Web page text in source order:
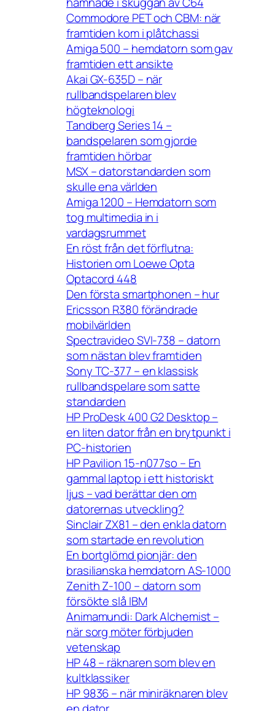
Commodore PET och CBM: när
framtiden kom i plåtchassi
Amiga 500 – hemdatorn som gav
framtiden ett ansikte
Akai GX-635D – när
rullbandspelaren blev
högteknologi
Tandberg Series 14 –
bandspelaren som gjorde
framtiden hörbar
MSX – datorstandarden som
skulle ena världen
Amiga 1200 – Hemdatorn som
tog multimedia in i
vardagsrummet
En röst från det förflutna:
Historien om Loewe Opta
Optacord 448
Den första smartphonen – hur
Ericsson R380 förändrade
mobilvärlden
Spectravideo SVI-738 – datorn
som nästan blev framtiden
Sony TC-377 – en klassisk
rullbandspelare som satte
standarden
HP ProDesk 400 G2 Desktop –
en liten dator från en brytpunkt i
PC-historien
HP Pavilion 15-n077so – En
gammal laptop i ett historiskt
ljus – vad berättar den om
datorernas utveckling?
Sinclair ZX81 – den enkla datorn
som startade en revolution
En bortglömd pionjär: den
brasilianska hemdatorn AS-1000
Zenith Z-100 – datorn som
försökte slå IBM
Animamundi: Dark Alchemist –
när sorg möter förbjuden
vetenskap
HP 48 – räknaren som blev en
kultklassiker
HP 9836 – när miniräknaren blev